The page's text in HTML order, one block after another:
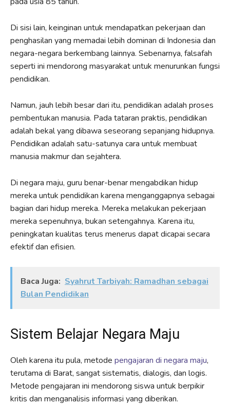
Di sisi lain, keinginan untuk mendapatkan pekerjaan dan
penghasilan yang memadai lebih dominan di Indonesia dan
negara-negara berkembang lainnya. Sebenarnya, falsafah
seperti ini mendorong masyarakat untuk menurunkan fungsi
pendidikan.
Namun, jauh lebih besar dari itu, pendidikan adalah proses
pembentukan manusia. Pada tataran praktis, pendidikan
adalah bekal yang dibawa seseorang sepanjang hidupnya.
Pendidikan adalah satu-satunya cara untuk membuat
manusia makmur dan sejahtera.
Di negara maju, guru benar-benar mengabdikan hidup
mereka untuk pendidikan karena menganggapnya sebagai
bagian dari hidup mereka. Mereka melakukan pekerjaan
mereka sepenuhnya, bukan setengahnya. Karena itu,
peningkatan kualitas terus menerus dapat dicapai secara
efektif dan efisien.
Baca Juga: Syahrut Tarbiyah: Ramadhan sebagai
Bulan Pendidikan
Sistem Belajar Negara Maju
Oleh karena itu pula, metode pengajaran di negara maju,
terutama di Barat, sangat sistematis, dialogis, dan logis.
Metode pengajaran ini mendorong siswa untuk berpikir
kritis dan menganalisis informasi yang diberikan.